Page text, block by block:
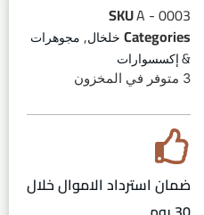
SKUA - 0003
Categories خلخال, مجوهرات
& إكسسوارات
3 متوفر في المخزون
ضمان استرداد الاموال خلال